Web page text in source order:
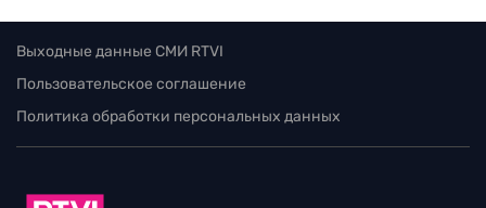
Выходные данные СМИ RTVI
Пользовательское соглашение
Политика обработки персональных данных